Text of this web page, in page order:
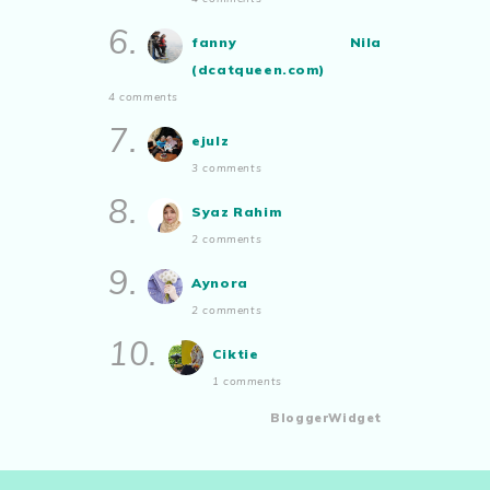
6.
fanny Nila
(dcatqueen.com)
4 comments
7. ejulz
3 comments
8. Syaz Rahim
2 comments
9. Aynora
2 comments
10. Ciktie
1 comments
BloggerWidget